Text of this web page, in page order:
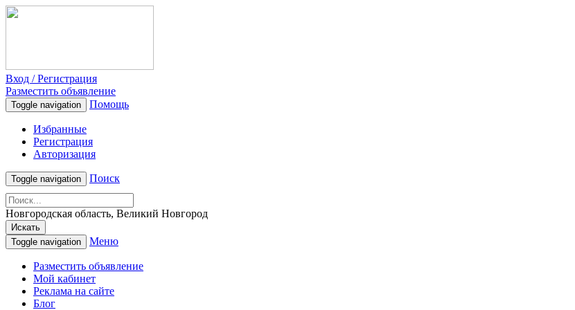
Вход / Регистрация
Разместить объявление
Toggle navigation Помощь
Избранные
Регистрация
Авторизация
Toggle navigation Поиск
Новгородская область, Великий Новгород
Искать
Toggle navigation
Меню
Разместить объявление
Мой кабинет
Реклама на сайте
Блог